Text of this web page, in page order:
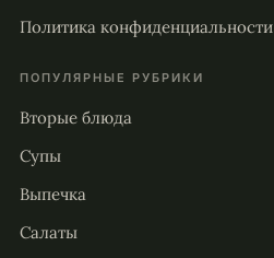
Политика конфиденциальности
ПОПУЛЯРНЫЕ РУБРИКИ
Вторые блюда
Супы
Выпечка
Салаты